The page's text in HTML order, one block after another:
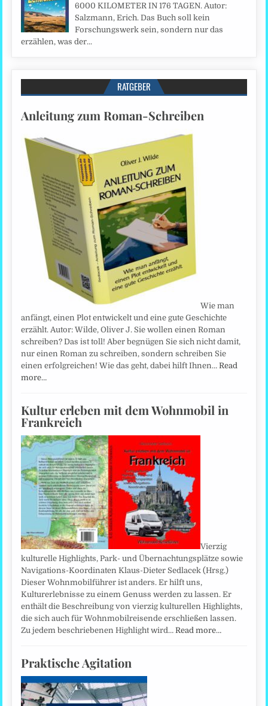
6000 KILOMETER IN 176 TAGEN. Autor:
Salzmann, Erich. Das Buch soll kein
Forschungswerk sein, sondern nur das
erzählen, was der...
RATGEBER
Anleitung zum Roman-Schreiben
Wie man
anfängt, einen Plot entwickelt und eine gute Geschichte
erzählt. Autor: Wilde, Oliver J. Sie wollen einen Roman
schreiben? Das ist toll! Aber begnügen Sie sich nicht damit,
nur einen Roman zu schreiben, sondern schreiben Sie
einen erfolgreichen! Wie das geht, dabei hilft Ihnen…Read
more…
Kultur erleben mit dem Wohnmobil in
Frankreich
Vierzig
kulturelle Highlights, Park- und Übernachtungsplätze sowie
Navigations-Koordinaten Klaus-Dieter Sedlacek (Hrsg.)
Dieser Wohnmobilführer ist anders. Er hilft uns,
Kulturerlebnisse zu einem Genuss werden zu lassen. Er
enthält die Beschreibung von vierzig kulturellen Highlights,
die sich auch für Wohnmobilreisende erschließen lassen.
Zu jedem beschriebenen Highlight wird…Read more…
Praktische Agitation